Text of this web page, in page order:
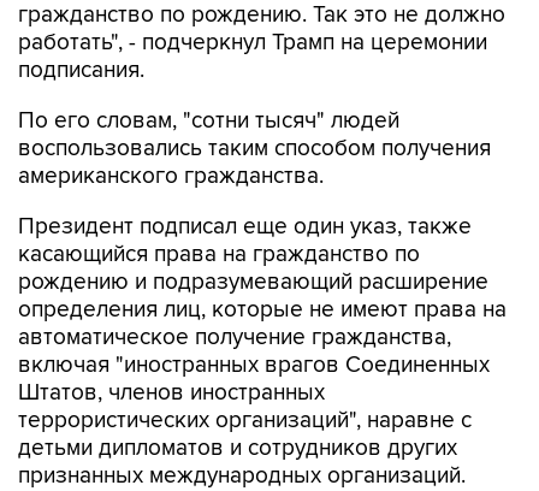
гражданство по рождению. Так это не должно
работать", - подчеркнул Трамп на церемонии
подписания.
По его словам, "сотни тысяч" людей
воспользовались таким способом получения
американского гражданства.
Президент подписал еще один указ, также
касающийся права на гражданство по
рождению и подразумевающий расширение
определения лиц, которые не имеют права на
автоматическое получение гражданства,
включая "иностранных врагов Соединенных
Штатов, членов иностранных
террористических организаций", наравне с
детьми дипломатов и сотрудников других
признанных международных организаций.